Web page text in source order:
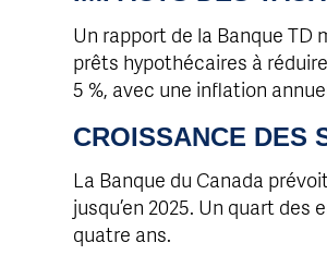
Un rapport de la Banque TD
prêts hypothécaires à
5 %, avec une inflation
CROISSANCE DES
La Banque du Canada
jusqu’en 2025. Un quart des
quatre ans.